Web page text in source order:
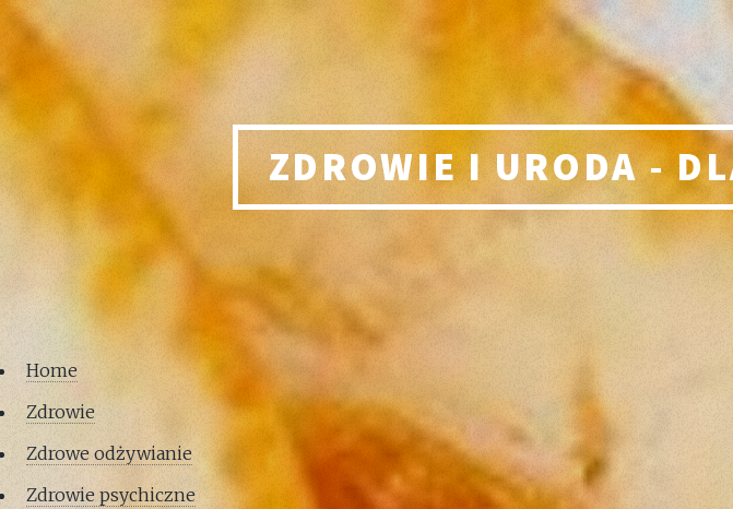
ZDROWIE I URODA -
Home
Zdrowie
Zdrowe odżywianie
Zdrowie psychiczne